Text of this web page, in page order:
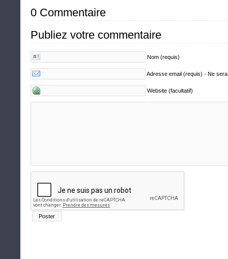
0 Commentaire
Publiez votre commentaire
Nom (requis)
Adresse email (requis) - Ne
Website (facultatif)